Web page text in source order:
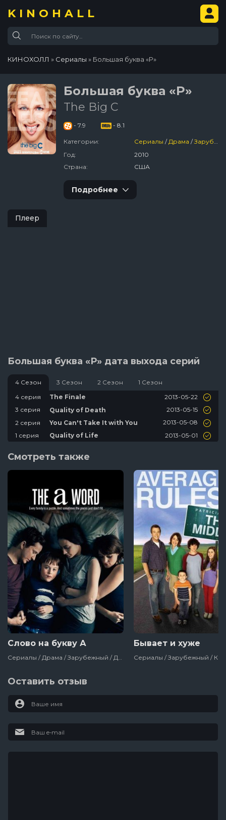
KINOHALL
КИНОХОЛЛ » Сериалы » Большая буква «Р»
Большая буква «Р»
The Big C
- 7.9 - 8.1
Категории: Сериалы /Драма /Зарубежный
Год:
2010
Страна:
США
Подробнее
Плеер
Большая буква «Р» дата выхода серий
4 Сезон 3 Сезон 2 Сезон
1 Сезон
4 серия
The Finale
2013-05-22
3 серия
Quality of Death
2013-05-15
2 серия
You Can't Take It with You
2013-05-08
1 серия
Quality of Life 2013-05-01
Смотреть также
Слово на букву А Бывает и хуже
Оставить отзыв